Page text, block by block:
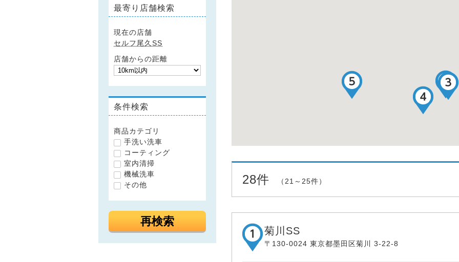
最寄り店舗検索
現在の店舗
セルフ尾久SS
店舗からの距離
条件検索
商品カテゴリ
手洗い洗車
コーティング
室内清掃
機械洗車
その他
再検索
28件 （21～25件）
菊川SS
〒130-0024 東京都墨田区菊川 3-22-8